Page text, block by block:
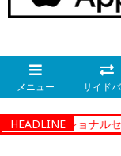
メニュー サイド
HEADLINE
ーコレクショナルセ